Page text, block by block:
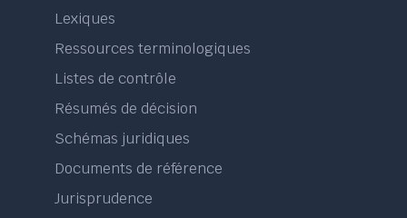
Lexiques
Ressources terminologiques
Listes de contrôle
Résumés de décision
Schémas juridiques
Documents de référence
Jurisprudence